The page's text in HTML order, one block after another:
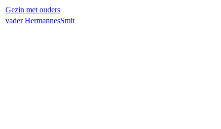
Gezin met ouders
vader HermannesSmit